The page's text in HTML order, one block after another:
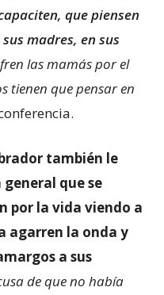
que piensen
madres, en sus
las mamás por el
tienen que pensar en
también le
que se
por la vida viendo a
agarren la onda y
a sus
de que no había